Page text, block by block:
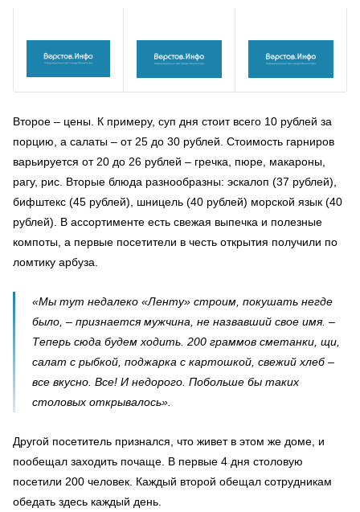
Второе – цены. К примеру, суп дня стоит всего 10 рублей за
порцию, а салаты – от 25 до 30 рублей. Стоимость гарниров
варьируется от 20 до 26 рублей – гречка, пюре, макароны,
рагу, рис. Вторые блюда разнообразны: эскалоп (37 рублей),
бифштекс (45 рублей), шницель (40 рублей) морской язык (40
рублей). В ассортименте есть свежая выпечка и полезные
компоты, а первые посетители в честь открытия получили по
ломтику арбуза.
«Мы тут недалеко «Ленту» строим, покушать негде
было, – признается мужчина, не назвавший свое имя. –
Теперь сюда будем ходить. 200 граммов сметанки, щи,
салат с рыбкой, поджарка с картошкой, свежий хлеб –
все вкусно. Все! И недорого. Побольше бы таких
столовых открывалось».
Другой посетитель признался, что живет в этом же доме, и
пообещал заходить почаще. В первые 4 дня столовую
посетили 200 человек. Каждый второй обещал сотрудникам
обедать здесь каждый день.